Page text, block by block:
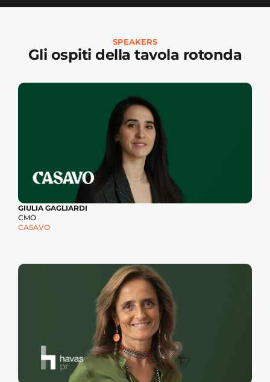
SPEAKERS
Gli ospiti della tavola rotonda
GIULIA GAGLIARDI
CMO
CASAVO